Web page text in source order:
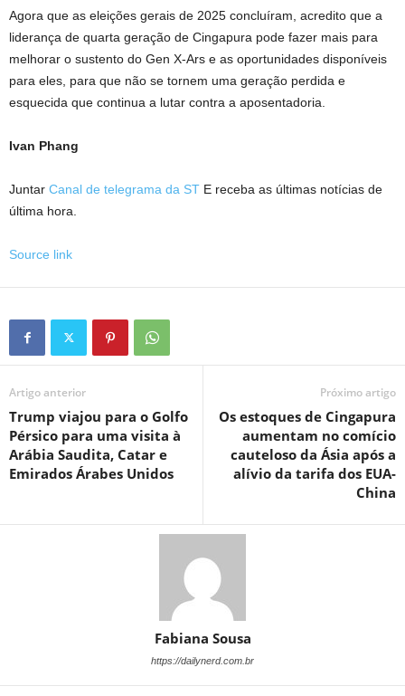
Agora que as eleições gerais de 2025 concluíram, acredito que a
liderança de quarta geração de Cingapura pode fazer mais para
melhorar o sustento do Gen X-Ars e as oportunidades disponíveis
para eles, para que não se tornem uma geração perdida e
esquecida que continua a lutar contra a aposentadoria.
Ivan Phang
Juntar Canal de telegrama da ST E receba as últimas notícias de
última hora.
Source link
Artigo anterior
Trump viajou para o Golfo
Pérsico para uma visita à
Arábia Saudita, Catar e
Emirados Árabes Unidos
Próximo artigo
Os estoques de Cingapura
aumentam no comício
cauteloso da Ásia após a
alívio da tarifa dos EUA-
China
Fabiana Sousa
https://dailynerd.com.br